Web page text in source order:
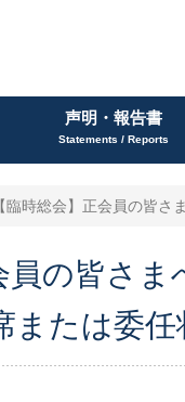
声明・報告書
Statements / Reports
【臨時総会】正会員の皆さ
員の皆さ
または委